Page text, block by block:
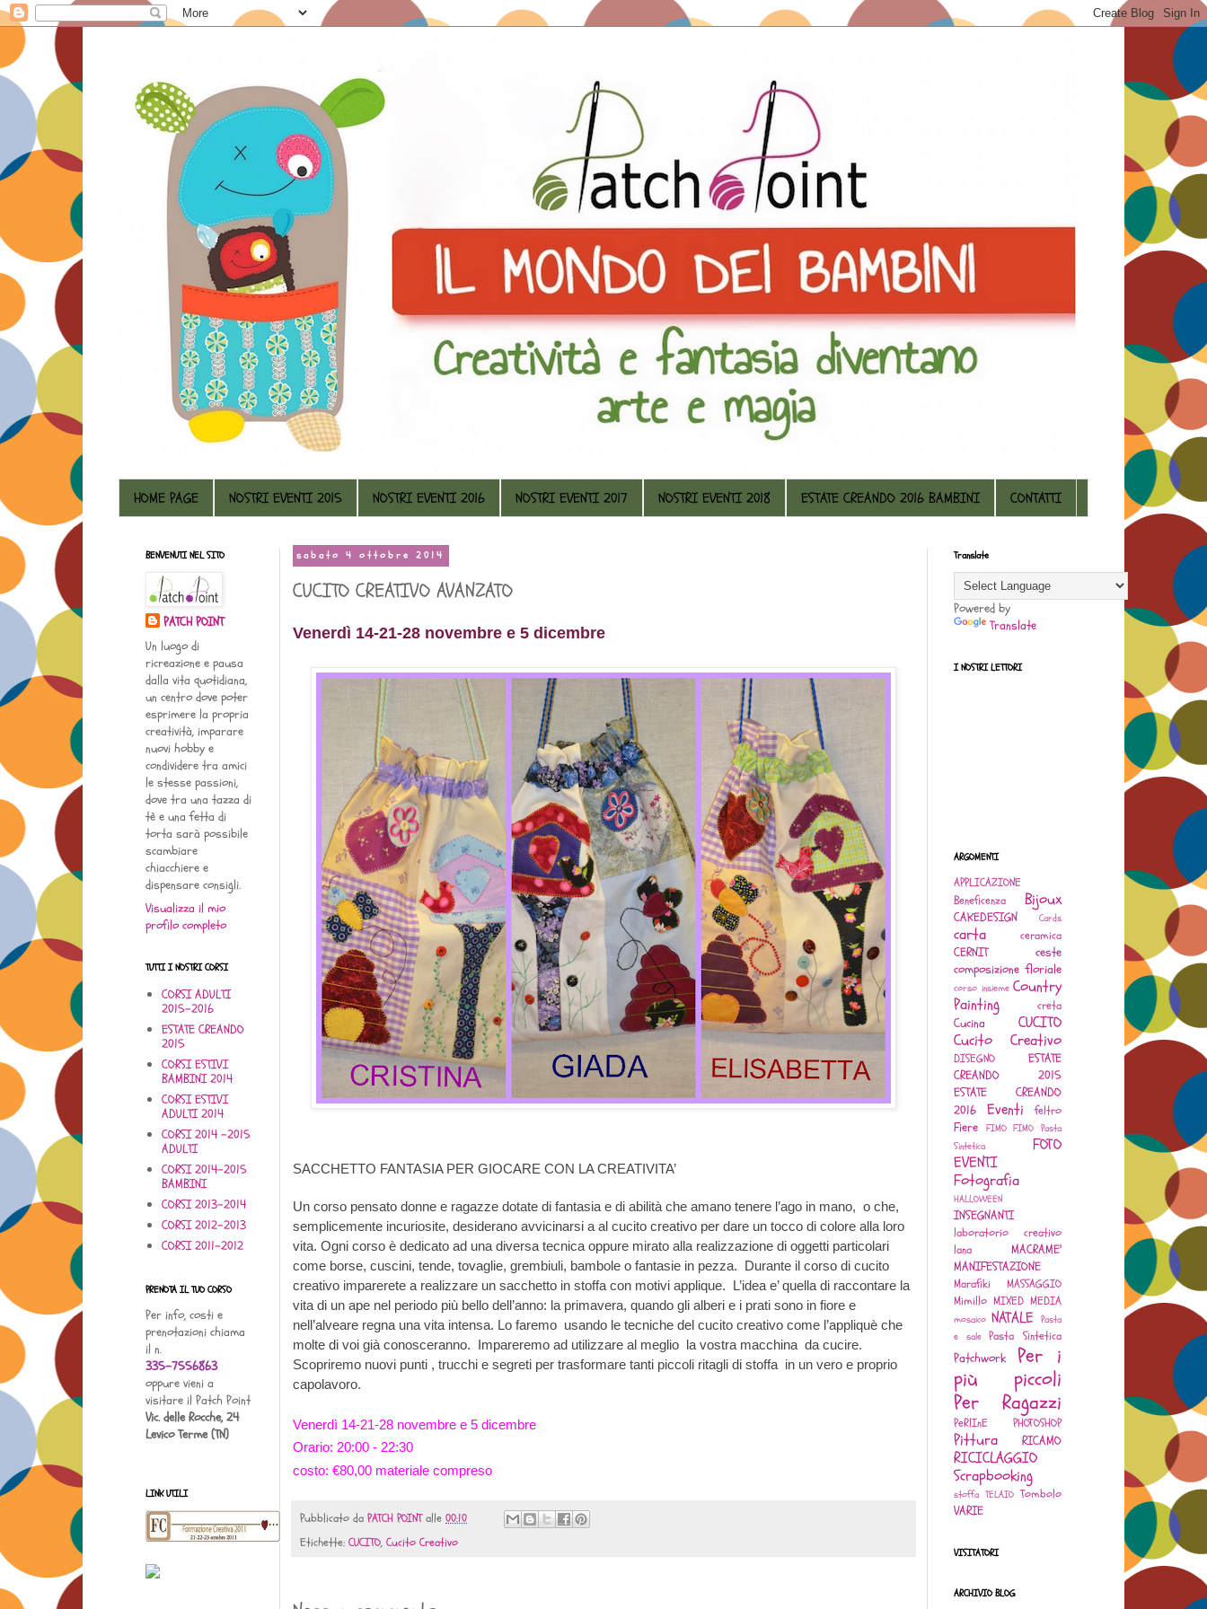
HOME PAGE NOSTRI EVENTI 2015 NOSTRI EVENTI 2016 NOSTRI EVENTI 2017 NOSTRI EVENTI 2018 ESTATE CREANDO 2016 BAMBINI CONTATTI
sabato 4 ottobre 2014
CUCITO CREATIVO AVANZATO
Venerdì 14-21-28 novembre e 5 dicembre
SACCHETTO FANTASIA PER GIOCARE CON LA CREATIVITA’
Un corso pensato donne e ragazze dotate di fantasia e di abilità che amano tenere l’ago in mano, o che,
semplicemente incuriosite, desiderano avvicinarsi a al cucito creativo per dare un tocco di colore alla loro
vita. Ogni corso è dedicato ad una diversa tecnica oppure mirato alla realizzazione di oggetti particolari
come borse, cuscini, tende, tovaglie, grembiuli, bambole o fantasie in pezza. Durante il corso di cucito
creativo imparerete a realizzare un sacchetto in stoffa con motivi applique. L’idea e’ quella di raccontare la
vita di un ape nel periodo più bello dell’anno: la primavera, quando gli alberi e i prati sono in fiore e
nell’alveare regna una vita intensa. Lo faremo usando le tecniche del cucito creativo come l’appliquè che
molte di voi già conosceranno. Impareremo ad utilizzare al meglio la vostra macchina da cucire.
Scopriremo nuovi punti , trucchi e segreti per trasformare tanti piccoli ritagli di stoffa in un vero e proprio
capolavoro.
Venerdì 14-21-28 novembre e 5 dicembre
Orario: 20:00 - 22:30
costo: €80,00 materiale compreso
Pubblicato da PATCH POINT alle 00:10
Etichette: CUCITO, Cucito Creativo
BENVENUTI NEL SITO
PATCH POINT
Un luogo di
ricreazione e pausa
dalla vita quotidiana,
un centro dove poter
esprimere la propria
creatività, imparare
nuovi hobby e
condividere tra amici
le stesse passioni,
dove tra una tazza di
tè e una fetta di
torta sarà possibile
scambiare
chiacchiere e
dispensare consigli.
Visualizza il mio
profilo completo
TUTTI I NOSTRI CORSI
CORSI ADULTI
2015-2016
ESTATE CREANDO
2015
CORSI ESTIVI
BAMBINI 2014
CORSI ESTIVI
ADULTI 2014
CORSI 2014 -2015
ADULTI
CORSI 2014-2015
BAMBINI
CORSI 2013-2014
CORSI 2012-2013
CORSI 2011-2012
PRENOTA IL TUO CORSO
Per info, costi e
prenotazioni chiama
il n.
335-7556863
oppure vieni a
visitare il Patch Point
Vic. delle Rocche, 24
Levico Terme (TN)
LINK UTILI
Translate
Powered by
Translate
I NOSTRI LETTORI
ARGOMENTI
APPLICAZIONE
Beneficenza
Bijoux
CAKEDESIGN Cards
carta ceramica
CERNIT
ceste
composizione floriale
corso insieme Country
Painting
creta
Cucina
CUCITO
Cucito Creativo
DISEGNO
ESTATE
CREANDO 2015
ESTATE CREANDO
2016
Eventi feltro
Fiere FIMO FIMO Pasta
Sintetica
FOTO
EVENTI
Fotografia
HALLOWEEN
INSEGNANTI
laboratorio creativo
lana
MACRAME'
MANIFESTAZIONE
Marafiki
MASSAGGIO
Mimillo MIXED MEDIA
mosaico NATALE Pasta
e sale Pasta Sintetica
Patchwork
Per i
più piccoli
Per Ragazzi
PeRlInE PHOTOSHOP
Pittura RICAMO
RICICLAGGIO
Scrapbooking
stoffa TELAIO Tombolo
VARIE
VISITATORI
ARCHIVIO BLOG